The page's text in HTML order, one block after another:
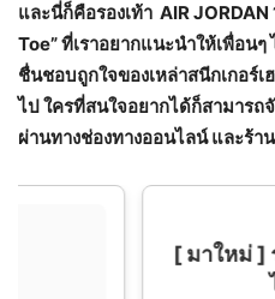
และนี่ก็คือรองเท้า AIR
Toe” ที่เราอยากแนะนำให้เพื่อน
ชื่นชอบถูกใจของเหล่าสนีกเกอร์
ไป ใครที่สนใจอยากได้ก็สามารถ
ผ่านทางช่องทางออนไลน์ และร้
[ มาใหม่ ] รองเท้าผ้า
ไม่ซ้ำใคร พ